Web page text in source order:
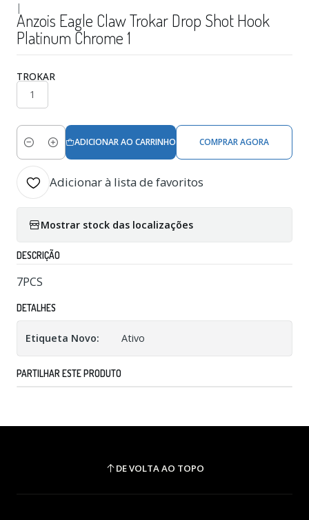
|
Anzois Eagle Claw Trokar Drop Shot Hook
Platinum Chrome 1
TROKAR
1
Quantidade
ADICIONAR AO CARRINHO COMPRAR AGORA
Adicionar à lista de favoritos
Mostrar stock das localizações
DESCRIÇÃO
7PCS
DETALHES
Etiqueta Novo: Ativo
PARTILHAR ESTE PRODUTO
DE VOLTA AO TOPO